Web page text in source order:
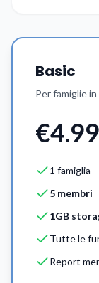
Basic
Per famiglie
€4.99
1 famiglia
5 membri
1GB
Tutte le
Report